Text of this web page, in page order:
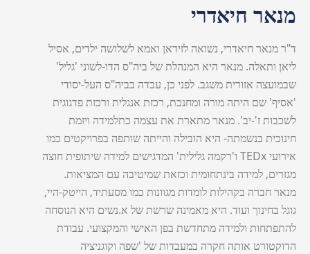
מנאר חיאדרי
ד"ר מנאר חיאדרי, נשואה לזידאן ואמא לשלושה ילדים, אסיל
ליאן ותאלה. מנאר היא המנהלת של ביה"ס הדו-לשוני 'גליל'
שבמועצה אזורית משגב. לפני כן, עבדה בביה"ס העל-יסודי
'אסיף' שם היתה מורה ומחנכת, רכזת אנגלית ורכזת פדגוגית
לשכבות ז'-יב'. מנאר מתארת את עצמה כתלמידה ויזמת
חינוכית בנשמתה- היא הובילה והייתה שותפה בפרויקטים כמו
אירועי TEDx ו'רקמה גלילית' המדגישים למידה שיתופית חוצה
מגזרים, למידה בינתחומית וכזאת שמיטיבה עם המציאות.
מנאר חברה בקהילות לומדות מגוונות כמו מסעתיד, הייטק-היי,
גוגל בחינוך ועוד. היא מאמינה שרשת של א.נשים היא הנוסחה
להתפתחות ולמידה מתחדשת בפן האישי והמקצועי. עבודת
הדוקטורט אותה חקרה במעבדות של 'שפה וקוגניציה